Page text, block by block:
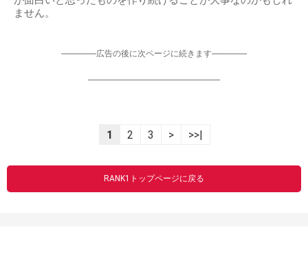
ません。
-----------------広告の後に次ページに続きます-----------------
----------------------------------------------------------------
1 2 3 > >>|
RANK1トップページに戻る